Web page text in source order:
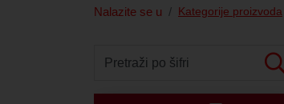
Nalazite se u Kategorije proizvoda
Pretraži po šifri